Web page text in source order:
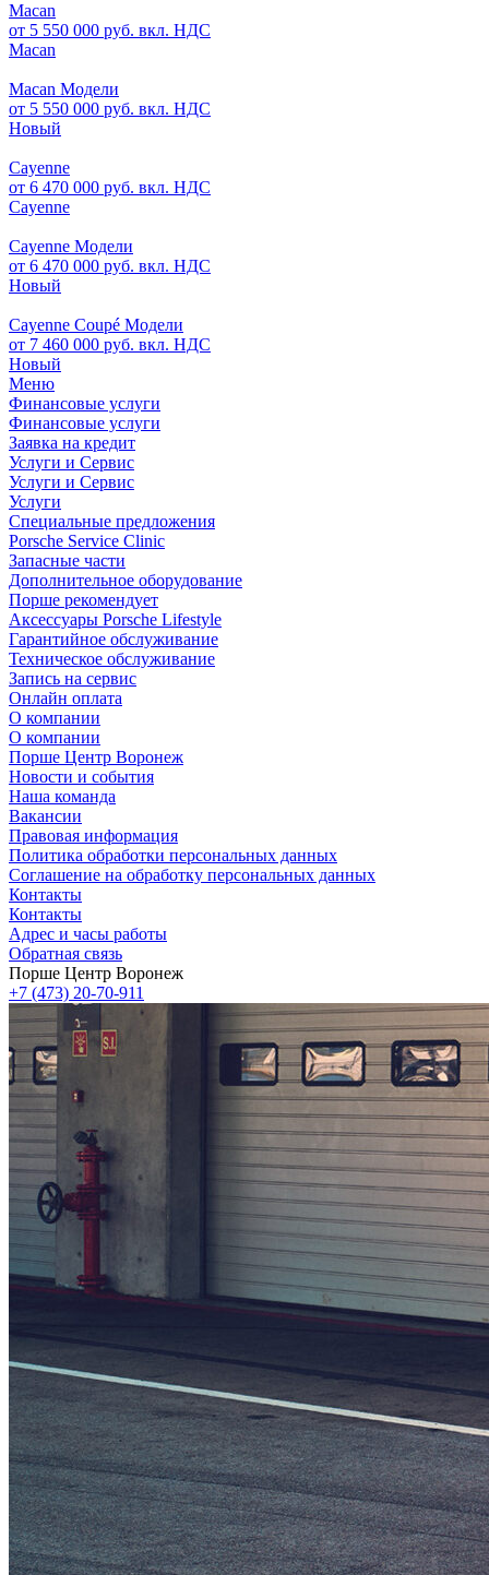
Macan
от 5 550 000 руб. вкл. НДС
Macan
Macan Модели
от 5 550 000 руб. вкл. НДС
Новый
Cayenne
от 6 470 000 руб. вкл. НДС
Cayenne
Cayenne Модели
от 6 470 000 руб. вкл. НДС
Новый
Cayenne Coupé Модели
от 7 460 000 руб. вкл. НДС
Новый
Меню
Финансовые услуги
Финансовые услуги
Заявка на кредит
Услуги и Сервис
Услуги и Сервис
Услуги
Специальные предложения
Porsche Service Clinic
Запасные части
Дополнительное оборудование
Порше рекомендует
Аксессуары Porsche Lifestyle
Гарантийное обслуживание
Техническое обслуживание
Запись на сервис
Онлайн оплата
О компании
О компании
Порше Центр Воронеж
Новости и события
Наша команда
Вакансии
Правовая информация
Политика обработки персональных данных
Соглашение на обработку персональных данных
Контакты
Контакты
Адрес и часы работы
Обратная связь
Порше Центр Воронеж
+7 (473) 20-70-911